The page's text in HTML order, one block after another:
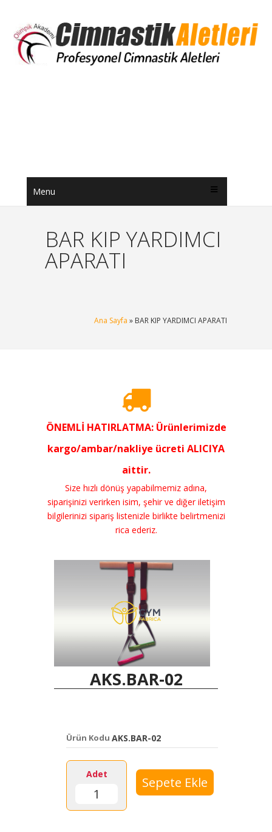
Menu
BAR KIP YARDIMCI
APARATI
Ana Sayfa » BAR KIP YARDIMCI APARATI
ÖNEMLİ HATIRLATMA: Ürünlerimizde
kargo/ambar/nakliye ücreti ALICIYA
aittir.
Size hızlı dönüş yapabilmemiz adına,
siparişinizi verirken isim, şehir ve diğer iletişim
bilgilerinizi sipariş listenizle birlikte belirtmenizi
rica ederiz.
AKS.BAR-02
Ürün Kodu AKS.BAR-02
Adet